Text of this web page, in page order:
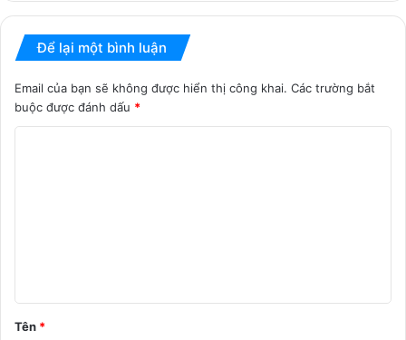
Để lại một bình luận
Email của bạn sẽ không được hiển thị công khai. Các trường bắt
buộc được đánh dấu *
ậ
n
Tên *